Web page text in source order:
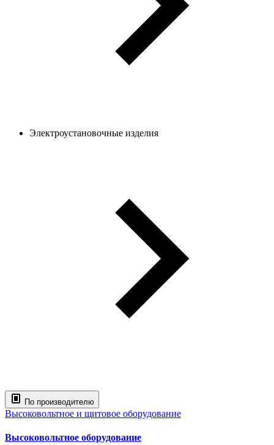
Электроустановочные изделия
По производителю
Высоковольтное и щитовое оборудование
Высоковольтное оборудование